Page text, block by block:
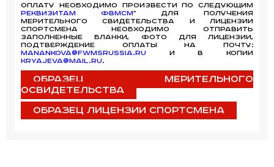
Оплату необходимо произвести по следующим
реквизитам ФВМСМ" Для получения
мерительного свидетельства и лицензии
спортсмена необходимо отправить
заполненные бланки, фото для лицензии,
подтверждение оплаты на почту:
Manankova@fwmsrussia.ru и в копии
kryajeva@mail.ru.
Образец мерительного
освидетельства
Образец лицензии спортсмена